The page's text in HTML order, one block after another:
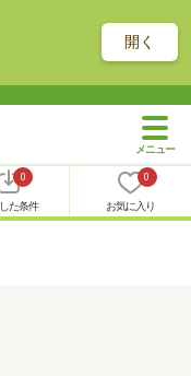
開く
0
た条件
0
お気に入り